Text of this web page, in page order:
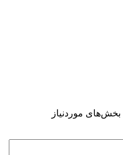
بخش‌های موردنیاز